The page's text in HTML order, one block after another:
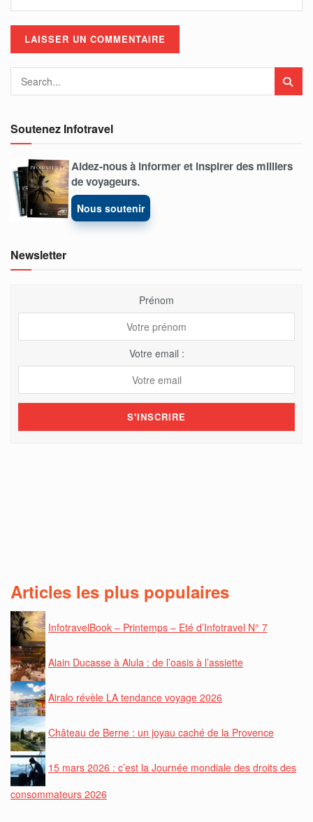
Soutenez Infotravel
Aidez-nous à informer et inspirer des milliers
de voyageurs.
Nous soutenir
Newsletter
Prénom
Votre email :
Articles les plus populaires
InfotravelBook – Printemps – Eté d’Infotravel N° 7
Alain Ducasse à Alula : de l’oasis à l’assiette
Airalo révèle LA tendance voyage 2026
Château de Berne : un joyau caché de la Provence
15 mars 2026 : c’est la Journée mondiale des droits des
consommateurs 2026